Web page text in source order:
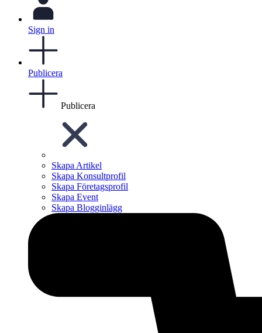
Sign in
Publicera
Publicera
Skapa Artikel
Skapa Konsultprofil
Skapa Företagsprofil
Skapa Event
Skapa Blogginlägg